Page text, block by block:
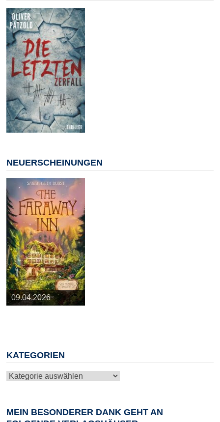
NEUERSCHEINUNGEN
25.03.2026
09.04.2026
20.05.2026
10.06.2026
13.08.2026
KATEGORIEN
Kategorien
MEIN BESONDERER DANK GEHT AN